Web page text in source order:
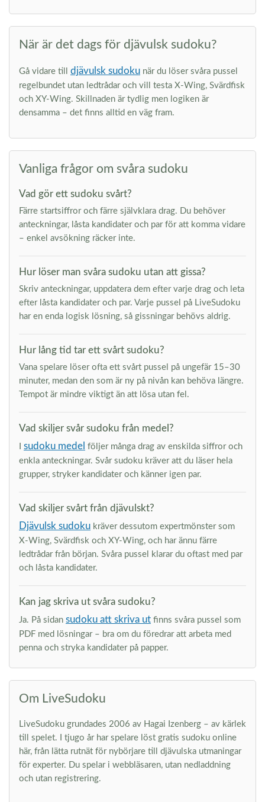
När är det dags för djävulsk sudoku?
Gå vidare till djävulsk sudoku när du löser svåra pussel
regelbundet utan ledtrådar och vill testa X-Wing, Svärdfisk
och XY-Wing. Skillnaden är tydlig men logiken är
densamma – det finns alltid en väg fram.
Vanliga frågor om svåra sudoku
Vad gör ett sudoku svårt?
Färre startsiffror och färre självklara drag. Du behöver
anteckningar, låsta kandidater och par för att komma vidare
– enkel avsökning räcker inte.
Hur löser man svåra sudoku utan att gissa?
Skriv anteckningar, uppdatera dem efter varje drag och leta
efter låsta kandidater och par. Varje pussel på LiveSudoku
har en enda logisk lösning, så gissningar behövs aldrig.
Hur lång tid tar ett svårt sudoku?
Vana spelare löser ofta ett svårt pussel på ungefär 15–30
minuter, medan den som är ny på nivån kan behöva längre.
Tempot är mindre viktigt än att lösa utan fel.
Vad skiljer svår sudoku från medel?
sudoku medel följer många drag av enskilda siffror och
enkla anteckningar. Svår sudoku kräver att du läser hela
grupper, stryker kandidater och känner igen par.
Vad skiljer svårt från djävulskt?
Djävulsk sudoku kräver dessutom expertmönster som
X-Wing, Svärdfisk och XY-Wing, och har ännu färre
ledtrådar från början. Svåra pussel klarar du oftast med par
och låsta kandidater.
Kan jag skriva ut svåra sudoku?
Ja. På sidan sudoku att skriva ut finns svåra pussel som
PDF med lösningar – bra om du föredrar att arbeta med
penna och stryka kandidater på papper.
Om LiveSudoku
LiveSudoku grundades 2006 av Hagai Izenberg – av kärlek
till spelet. I tjugo år har spelare löst gratis sudoku online
här, från lätta rutnät för nybörjare till djävulska utmaningar
för experter. Du spelar i webbläsaren, utan nedladdning
och utan registrering.